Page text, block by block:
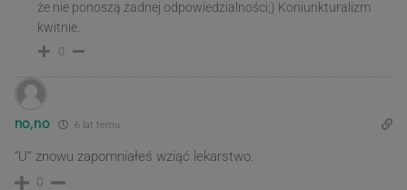
że nie ponoszą żadnej odpowiedzialności;) Koniunkturalizm
kwitnie.
0
no,no 6 lat temu
“U” znowu zapomniałeś wziąć lekarstwo.
0